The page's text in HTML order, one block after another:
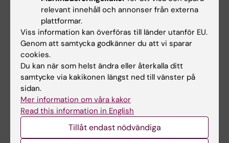
universitet, Sverige
BMedSci i biomedicin, Uppsala
universitet, Sverige
Forskningsområden:
Folkhälsovetenskap, global hälsa och socialmedicin
Forskningsämnen:
Folkhälsa
Katastrofmedicin
Naturkatastrofer
relevant innehåll och annonser från externa
plattformar.
Viss information kan överföras till länder utanför EU.
Genom att samtycka godkänner du att vi sparar
cookies.
Du kan när som helst ändra eller återkalla ditt
samtycke via kakikonen längst ned till vänster på
sidan.
Mer information om våra kakor
Read this information in English
Tillåt endast nödvändiga